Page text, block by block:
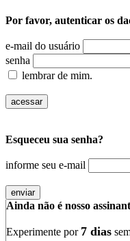
Por favor, autenticar os
e-mail do usuário
senha
lembrar de mim.
Esqueceu sua senha?
informe seu e-mail
Ainda não é nosso
Experimente por 7 dias